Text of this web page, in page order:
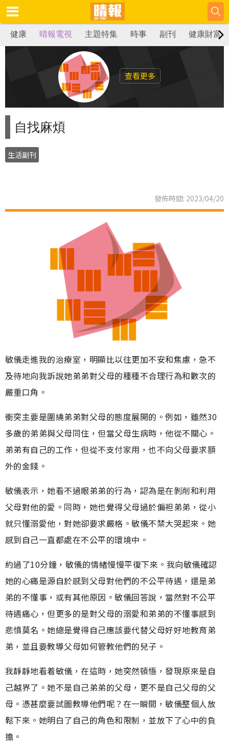
健康 晴報電視 主題特集 時事 副刊 健康財富
查看更多
自找麻煩
生活副刊
發佈時間: 2023/04/20
敏儀走進我的治療室，明顯比以往更加不安和焦慮，急不
及待地向我訴說她弟弟對父母的種種不合理行為和數次的
嚴重口角。
衝突主要是圍繞弟弟對父母的態度展開的。例如，雖然30
多歲的弟弟與父母同住，但當父母生病時，他從不關心。
弟弟有自己的工作，但從不支付家用，也不向父母要求額
外的金錢。
敏儀表示，她看不過眼弟弟的行為，認為是在剝削和利用
父母對他的愛。同時，她也覺得父母過於偏袒弟弟，從小
就只懂溺愛他，對她卻要求嚴格。敏儀不禁大哭起來。她
感到自己一直都處在不公平的環境中。
約過了10分鐘，敏儀的情緒慢慢平復下來。我向敏儀確認
她的心痛是源自於感到父母對他們的不公平待遇，還是弟
弟的不懂事，或有其他原因。敏儀回答說，當然對不公平
待遇痛心，但更多的是對父母的溺愛和弟弟的不懂事感到
悲憤莫名。她總是覺得自己應該要代替父母好好地教育弟
弟，並且要教導父母如何管教他們的兒子。
我靜靜地看着敏儀，在這時，她突然頓悟，發現原來是自
己越界了。她不是自己弟弟的父母，更不是自己父母的父
母。憑甚麼要試圖教導他們呢？在一瞬間，敏儀整個人放
鬆下來。她明白了自己的角色和限制，並放下了心中的負
擔。